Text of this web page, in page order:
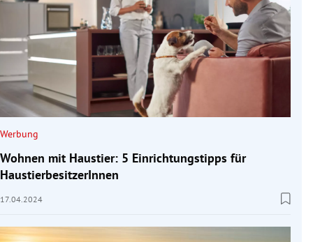
Werbung
Wohnen mit Haustier: 5 Einrichtungstipps für
HaustierbesitzerInnen
17.04.2024